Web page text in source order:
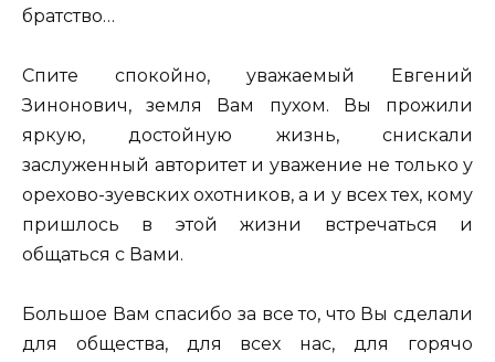
братство…
Спите спокойно, уважаемый Евгений
Зинонович, земля Вам пухом. Вы прожили
яркую, достойную жизнь, снискали
заслуженный авторитет и уважение не только у
орехово-зуевских охотников, а и у всех тех, кому
пришлось в этой жизни встречаться и
общаться с Вами.
Большое Вам спасибо за все то, что Вы сделали
для общества, для всех нас, для горячо